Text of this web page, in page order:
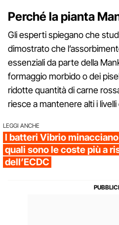
Perché la pianta
Gli esperti spiegano che
dimostrato che
essenziali da parte della
formaggio morbido o dei
ridotte quantità di carne
riesce a mantenere alti i
LEGGI ANCHE
I batteri Vibrio minacciano
quali sono le coste più a
dell’ECDC